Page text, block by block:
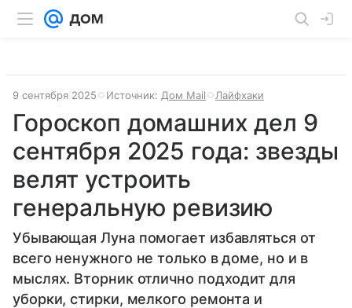
9 сентября 2025 Источник: Дом Mail Лайфхаки
Гороскоп домашних дел 9
сентября 2025 года: звезды
велят устроить
генеральную ревизию
Убывающая Луна помогает избавляться от
всего ненужного не только в доме, но и в
мыслях. Вторник отлично подходит для
уборки, стирки, мелкого ремонта и